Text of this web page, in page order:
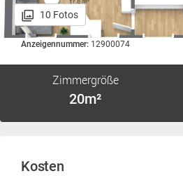
10 Fotos
Anzeigennummer: 12900074
Zimmergröße
20m²
Kosten